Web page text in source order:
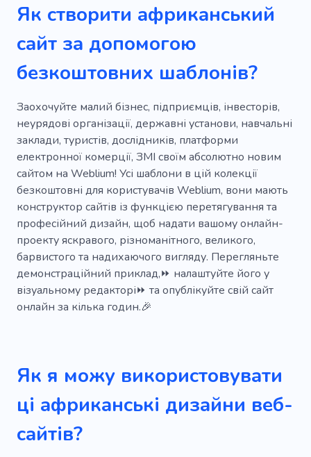
Релакс
Яхта Швидкий
Танзанія
Гонка
Спосіб
Країна
Виїзд за кордон
Інстатріп
Передача
Подорож з нянею
Відеоблоги про подорожі
Водний тур
Погода
Подорож Кенія
Місто
Точка доступу
Набережна
Сафарі
Дайвінг-тур
Дайвінг Політ
Фототур
Шаттл Води
YouTube
Поїзд
Дика природа
Діяльність
Парапланеризм
Пляжі
Валізи
Переміщення
Пасажири
Корабель
Затонулий пором
Прогулянка
Парк
Фургон
Як створити африканський
сайт за допомогою
безкоштовних шаблонів?
Заохочуйте малий бізнес, підприємців, інвесторів,
неурядові організації, державні установи, навчальні
заклади, туристів, дослідників, платформи
електронної комерції, ЗМІ своїм абсолютно новим
сайтом на Weblium! Усі шаблони в цій колекції
безкоштовні для користувачів Weblium, вони мають
конструктор сайтів із функцією перетягування та
професійний дизайн, щоб надати вашому онлайн-
проекту яскравого, різноманітного, великого,
барвистого та надихаючого вигляду. Перегляньте
демонстраційний приклад,⏩ налаштуйте його у
візуальному редакторі⏩ та опублікуйте свій сайт
онлайн за кілька годин.🎉
Як я можу використовувати
ці африканські дизайни веб-
сайтів?